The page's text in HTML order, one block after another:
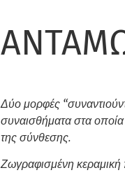
Δύο μορφές
συναισθήματα στα
της σύνθεσης.
Ζωγραφισμένη